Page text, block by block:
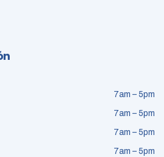
7am – 5pm
7am – 5pm
7am – 5pm
7am – 5pm